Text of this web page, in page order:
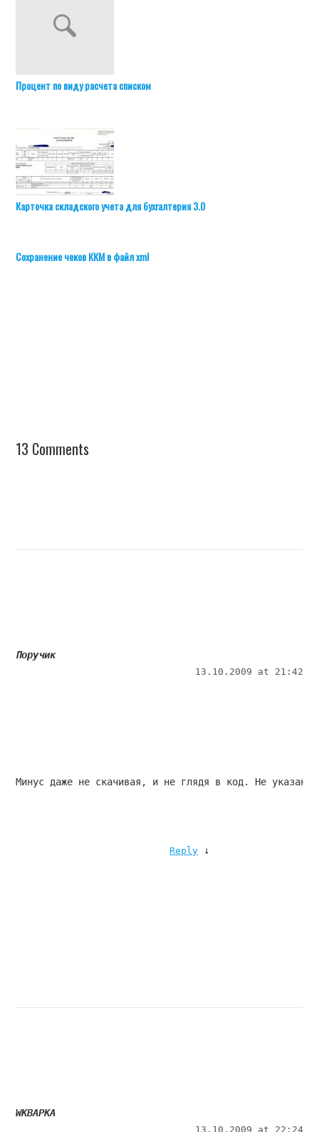
Процент по виду расчета списком
Карточка складского учета для бухгалтерия 3.0
Сохранение чеков ККМ в файл xml
13 Comments
Поручик
13.10.2009 at 21:42
Минус даже не скачивая, и не глядя в код. Не указана
Reply ↓
WKBAPKA
13.10.2009 at 22:24